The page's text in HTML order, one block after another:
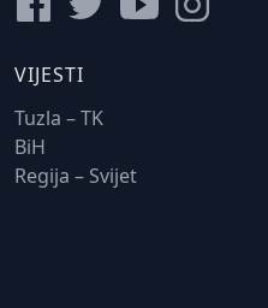
VIJESTI
Tuzla – TK
BiH
Regija – Svijet